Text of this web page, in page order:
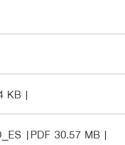
KB
PDF 30.57 MB